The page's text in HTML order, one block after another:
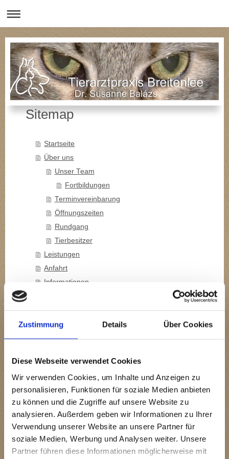
Zustimmung Details Über Cookies
Diese Webseite verwendet Cookies
Wir verwenden Cookies, um Inhalte und Anzeigen zu
personalisieren, Funktionen für soziale Medien anbieten
zu können und die Zugriffe auf unsere Website zu
analysieren. Außerdem geben wir Informationen zu Ihrer
Verwendung unserer Website an unsere Partner für
soziale Medien, Werbung und Analysen weiter. Unsere
Partner führen diese Informationen möglicherweise mit
Sitemap
Startseite
Über uns
Unser Team
Fortbildungen
Terminvereinbarung
Öffnungszeiten
Rundgang
Tierbesitzer
Leistungen
Anfahrt
Informationen
Abschied
Bücherliste Hunde
Bücherliste Katzen
Tierecke
Kontakt
Impressum
Kontakt